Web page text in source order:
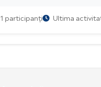
1 participanți Ultima